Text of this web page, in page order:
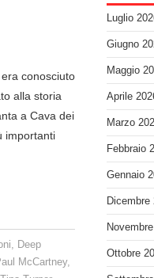
conosciuto
alla storia
a Cava dei
importanti
Deep
McCartney,
Luglio
Giugno
Maggio
Aprile
Marzo
Febbraio
Gennaio
Dicembre
Ottobre